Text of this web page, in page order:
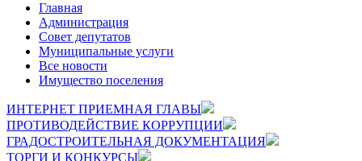
Главная
Администрация
Совет депутатов
Муниципальные услуги
Все новости
Имущество поселения
ИНТЕРНЕТ ПРИЕМНАЯ ГЛАВЫ
ПРОТИВОДЕЙСТВИЕ КОРРУПЦИИ
ГРАДОСТРОИТЕЛЬНАЯ ДОКУМЕНТАЦИЯ
ТОРГИ И КОНКУРСЫ